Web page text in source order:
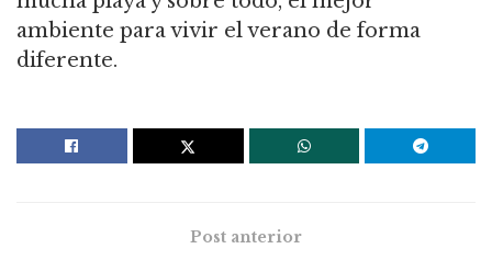
ambiente para vivir el verano de forma
diferente.
Post anterior